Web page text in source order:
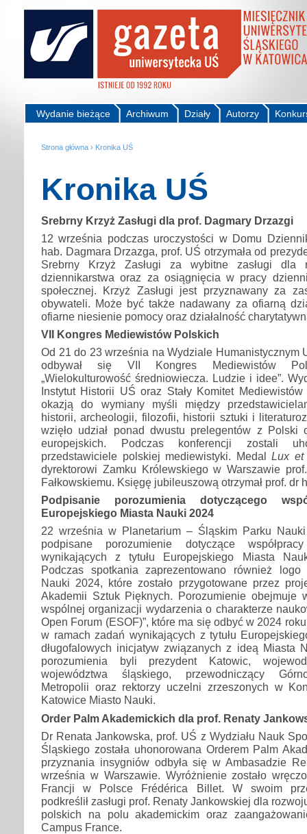
Autorzy
Działy
Archiwum
Wydanie bieżące
Strona główna › Kronika UŚ
Kronika UŚ
Srebrny Krzyż Zasługi dla prof. Dagmary Drzazgi
12 września podczas uroczystości w Domu
hab. Dagmara Drzazga, prof. UŚ otrzymała od
Srebrny Krzyż Zasługi za wybitne zasługi dla
dziennikarstwa oraz za osiągnięcia w pracy
społecznej. Krzyż Zasługi jest przyznawany za
obywateli. Może być także nadawany za ofiarną
ofiarne niesienie pomocy oraz działalność
VII Kongres Mediewistów Polskich
Od 21 do 23 września na Wydziale Humanistycznym
odbywał się VII Kongres Mediewistów
„Wielokulturowość średniowiecza. Ludzie i idee”.
Instytut Historii UŚ oraz Stały Komitet
okazją do wymiany myśli między
historii, archeologii, filozofii, historii sztuki i
wzięło udział ponad dwustu prelegentów z Polski
europejskich. Podczas konferencji zostali
przedstawiciele polskiej mediewistyki. Medal Lux
dyrektorowi Zamku Królewskiego w Warszawie
Fałkowskiemu. Księgę jubileuszową otrzymał prof. dr
Podpisanie porozumienia dotyczącego
Europejskiego Miasta Nauki 2024
22 września w Planetarium – Śląskim Parku
podpisane porozumienie dotyczące
wynikających z tytułu Europejskiego Miasta
Podczas spotkania zaprezentowano również logo
Nauki 2024, które zostało przygotowane przez
Akademii Sztuk Pięknych. Porozumienie obejmuje
wspólnej organizacji wydarzenia o charakterze
Open Forum (ESOF)”, które ma się odbyć w 2024
w ramach zadań wynikających z tytułu
długofalowych inicjatyw związanych z ideą Miasta
porozumienia byli prezydent Katowic,
województwa śląskiego, przewodniczący
Metropolii oraz rektorzy uczelni zrzeszonych w
Katowice Miasto Nauki.
Order Palm Akademickich dla prof. Renaty
Dr Renata Jankowska, prof. UŚ z Wydziału Nauk
Śląskiego została uhonorowana Orderem Palm
przyznania insygniów odbyła się w Ambasadzie
września w Warszawie. Wyróżnienie zostało
Francji w Polsce Frédérica Billet. W swoim
podkreślił zasługi prof. Renaty Jankowskiej dla
polskich na polu akademickim oraz
Campus France.